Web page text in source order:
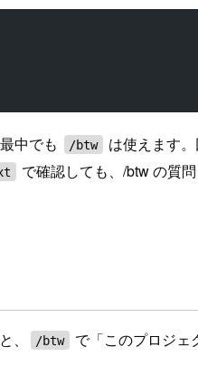
中でも /btw は使えます
で確認しても、/btw の質
/btw で「このプロジェ